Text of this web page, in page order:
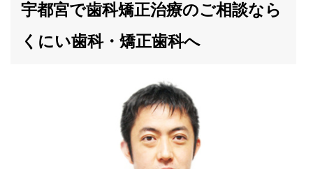
宇都宮で歯科矯正治療のご相談なら
くにい歯科・矯正歯科へ